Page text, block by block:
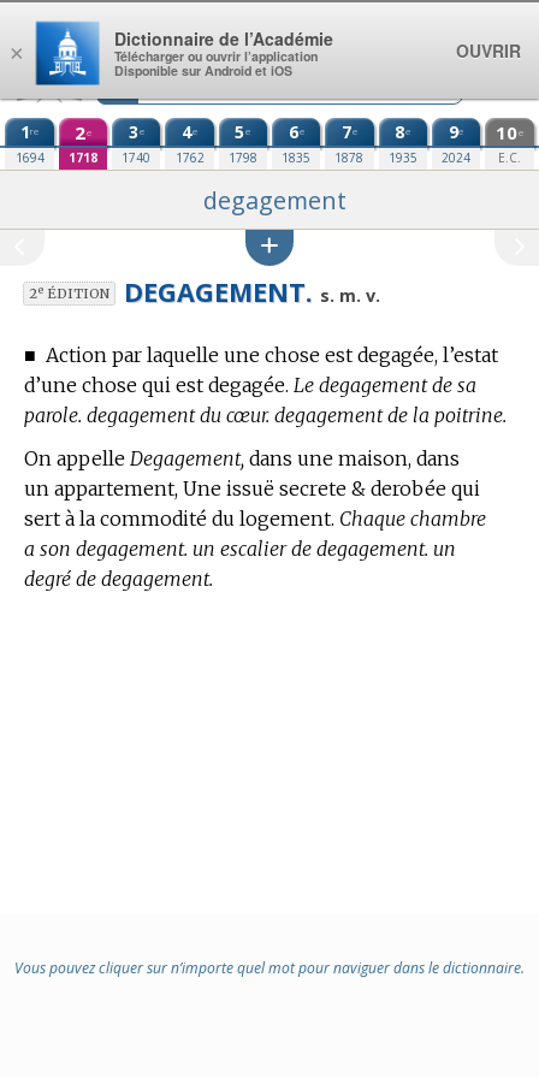
Aller au contenu
1re
1694
2e
1718
3e
1740
4e
1762
5e
1798
6e
1835
7e
1878
8e
1935
9e
2024
10e
E.C.
degagement
2eÉDITION DEGAGEMENT. s. m. v.
■ Action par laquelle une chose est degagée, l’estat
d’une chose qui est degagée. Le degagement de sa
parole. degagement du cœur. degagement de la poitrine.
On appelle Degagement, dans une maison, dans
un appartement, Une issuë secrete & derobée qui
sert à la commodité du logement. Chaque chambre
a son degagement. un escalier de degagement. un
degré de degagement.
Vous pouvez cliquer sur n’importe quel mot pour naviguer dans le dictionnaire.
×
Dictionnaire de l’Académie
Télécharger ou ouvrir l’application
Disponible sur Android et iOS
OUVRIR